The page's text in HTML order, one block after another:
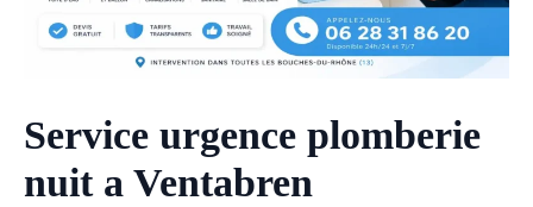
Service urgence plomberie
nuit a Ventabren